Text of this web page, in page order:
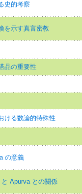
史的考察
を示す真言密教
品の重要性
ける数論的特殊性
の意義
Apurva との關係